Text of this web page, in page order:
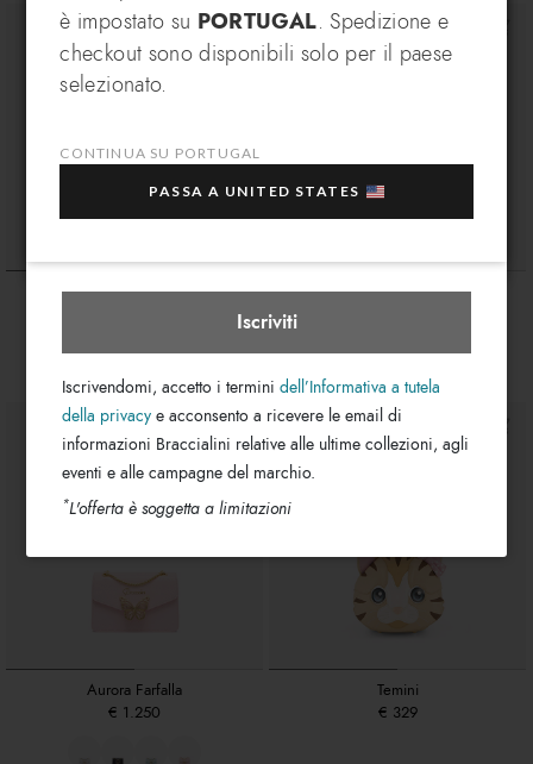
Ciao
+2
Ciao
+2
Aurora Farfalla
€ 1.250
Temini
€ 329
In che paese desideri spedire?
Seleziona boutique Portugal
VANTAGGIO ESCLUSIVO
Iscriviti alla nostra newsletter, subito per te un
Iscriviti
Iscrivendomi, accetto i terminidell’Informativa a tutela
della privacy e acconsento a ricevere le email di
informazioni Braccialini relative alle ultime collezioni, agli
eventi e alle campagne del marchio.
*L'offerta è soggetta a limitazioni
è impostato su PORTUGAL. Spedizione e
checkout sono disponibili solo per il paese
selezionato.
CONTINUA SU PORTUGAL
PASSA A UNITED STATES